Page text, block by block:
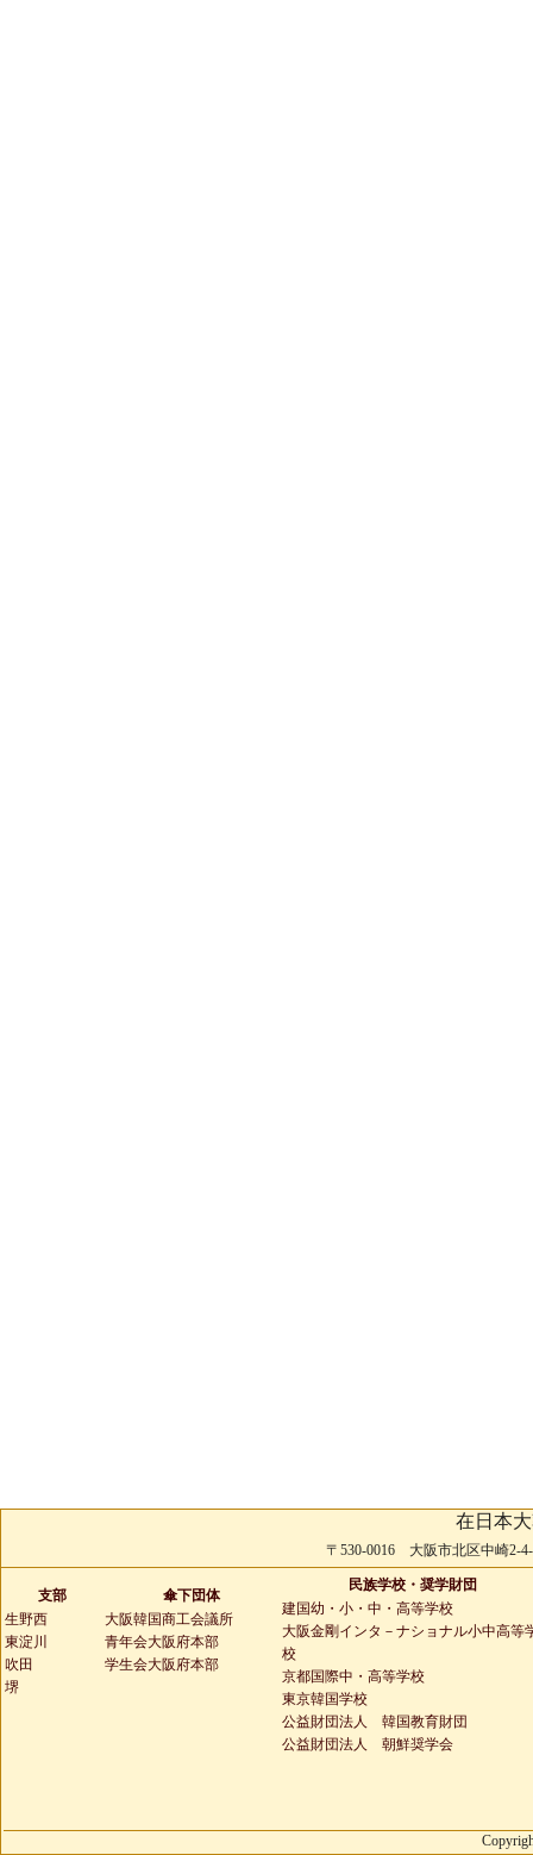
在日本
〒530-0016 大阪市北区中崎2-
支部
生野西
東淀川
吹田
堺
傘下団体
大阪韓国商工会議所
青年会大阪府本部
学生会大阪府本部
民族学校・奨学財団
建国幼・小・中・高等学校
大阪金剛インタ－ナショナル小中高等
校
京都国際中・高等学校
東京韓国学校
公益財団法人 韓国教育財団
公益財団法人 朝鮮奨学会